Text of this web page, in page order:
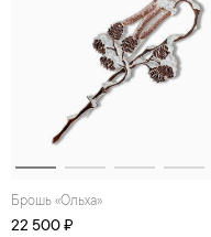
Брошь «Ольха»
22 500 ₽